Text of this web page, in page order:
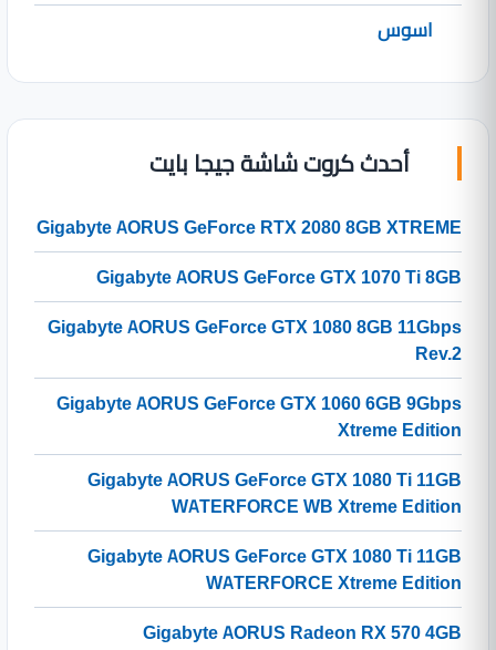
اسوس
أحدث كروت شاشة جيجا بايت
Gigabyte AORUS GeForce RTX 2080 8GB XTREME
Gigabyte AORUS GeForce GTX 1070 Ti 8GB
Gigabyte AORUS GeForce GTX 1080 8GB 11Gbps
Rev.2
Gigabyte AORUS GeForce GTX 1060 6GB 9Gbps
Xtreme Edition
Gigabyte AORUS GeForce GTX 1080 Ti 11GB
WATERFORCE WB Xtreme Edition
Gigabyte AORUS GeForce GTX 1080 Ti 11GB
WATERFORCE Xtreme Edition
Gigabyte AORUS Radeon RX 570 4GB